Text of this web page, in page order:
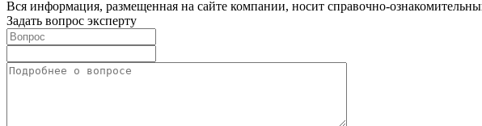
Вся информация, размещенная на сайте компании, носит справочно-
Задать вопрос эксперту